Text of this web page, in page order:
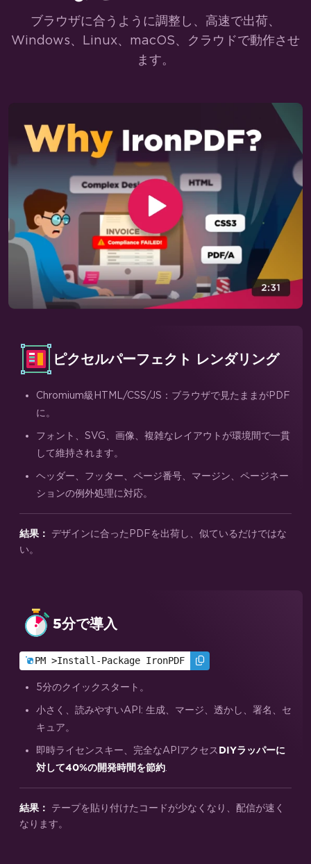
ページ番号と改ページ
表紙を添付する
ブラウザに合うように調整し、高速で出荷、
Windows、Linux、macOS、クラウドで動作させ
ます。
ピクセルパーフェクト レンダリング
Chromium級HTML/CSS/JS：ブラウザで見たままがPDF
に。
フォント、SVG、画像、複雑なレイアウトが環境間で一貫
して維持されます。
ヘッダー、フッター、ページ番号、マージン、ページネー
ションの例外処理に対応。
結果： デザインに合ったPDFを出荷し、似ているだけではな
い。
5分で導入
PM >Install-Package IronPDF
5分のクイックスタート。
小さく、読みやすいAPI: 生成、マージ、透かし、署名、セ
キュア。
即時ライセンスキー、完全なAPIアクセス DIYラッパーに
対して40%の開発時間を節約
結果：
テープを貼り付けたコードが少なくなり、配信が速く
なります。